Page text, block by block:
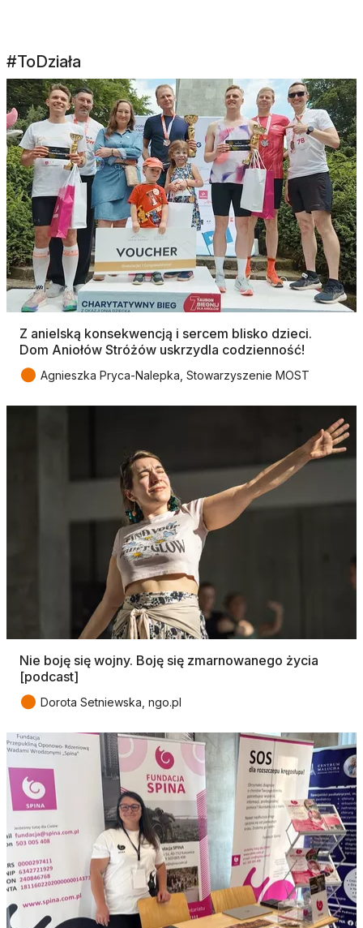
#ToDziała
Z anielską konsekwencją i sercem blisko dzieci.
Dom Aniołów Stróżów uskrzydla codzienność!
● Agnieszka Pryca-Nalepka, Stowarzyszenie MOST
Nie boję się wojny. Boję się zmarnowanego życia
[podcast]
● Dorota Setniewska, ngo.pl